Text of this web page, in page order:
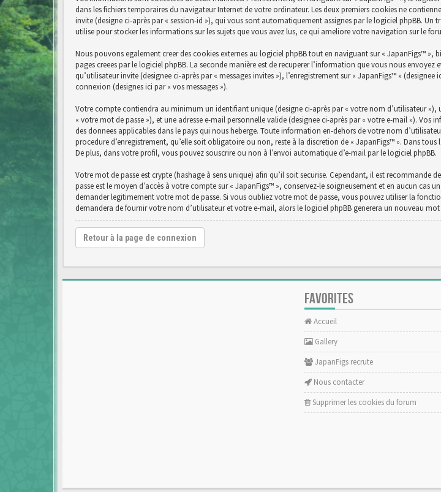
dans les fichiers temporaires du navigateur Internet de votre ordinateur. Les deux premiers cookies ne
invite (designe ci-après par « session-id »), qui vous sont automatiquement assignes par le logiciel phpBB. Un
utilise pour stocker les informations sur les sujets que vous avez lus, ce qui ameliore votre navigation sur le
Nous pouvons egalement creer des cookies externes au logiciel phpBB tout en naviguant sur « JapanFigs™
pages creees par le logiciel phpBB. La seconde manière est de recuperer l’information que vous nous
qu’utilisateur invite (designee ci-après par « messages invites »), l’enregistrement sur « JapanFigs™ »
connexion (designes ici par « vos messages »).
Votre compte contiendra au minimum un identifiant unique (designe ci-après par « votre nom d’utilisateur
« votre mot de passe »), et une adresse e-mail personnelle valide (designee ci-après par « votre e-mail »).
des donnees applicables dans le pays qui nous heberge. Toute information en-dehors de votre nom
procedure d’enregistrement, qu’elle soit obligatoire ou non, reste à la discretion de « JapanFigs™ ». Dans
De plus, dans votre profil, vous pouvez souscrire ou non à l’envoi automatique d’e-mail par le logiciel phpBB.
Votre mot de passe est crypte (hashage à sens unique) afin qu’il soit securise. Cependant, il est recommande
passe est le moyen d’accès à votre compte sur « JapanFigs™ », conservez-le soigneusement et en aucun cas
demander legitimement votre mot de passe. Si vous oubliez votre mot de passe, vous pouvez utiliser la
demandera de fournir votre nom d’utilisateur et votre e-mail, alors le logiciel phpBB generera un nouveau
Retour à la page de connexion
FAVORITES
Accueil
Gallery
JapanFigs recrute
Nous contacter
Supprimer les cookies du forum